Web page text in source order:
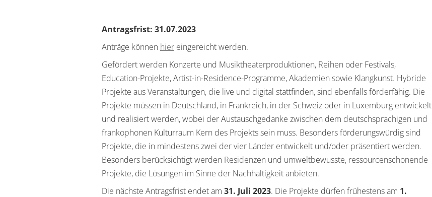
Antragsfrist: 31.07.2023
Anträge können hier eingereicht werden.
Gefördert werden Konzerte und Musiktheaterproduktionen, Reihen oder Festivals,
Education-Projekte, Artist-in-Residence-Programme, Akademien sowie Klangkunst. Hybride
Projekte aus Veranstaltungen, die live und digital stattfinden, sind ebenfalls förderfähig. Die
Projekte müssen in Deutschland, in Frankreich, in der Schweiz oder in Luxemburg entwickelt
und realisiert werden, wobei der Austauschgedanke zwischen dem deutschsprachigen und
frankophonen Kulturraum Kern des Projekts sein muss. Besonders förderungswürdig sind
Projekte, die in mindestens zwei der vier Länder entwickelt und/oder präsentiert werden.
Besonders berücksichtigt werden Residenzen und umweltbewusste, ressourcenschonende
Projekte, die Lösungen im Sinne der Nachhaltigkeit anbieten.
Die nächste Antragsfrist endet am 31. Juli 2023. Die Projekte dürfen frühestens am 1.